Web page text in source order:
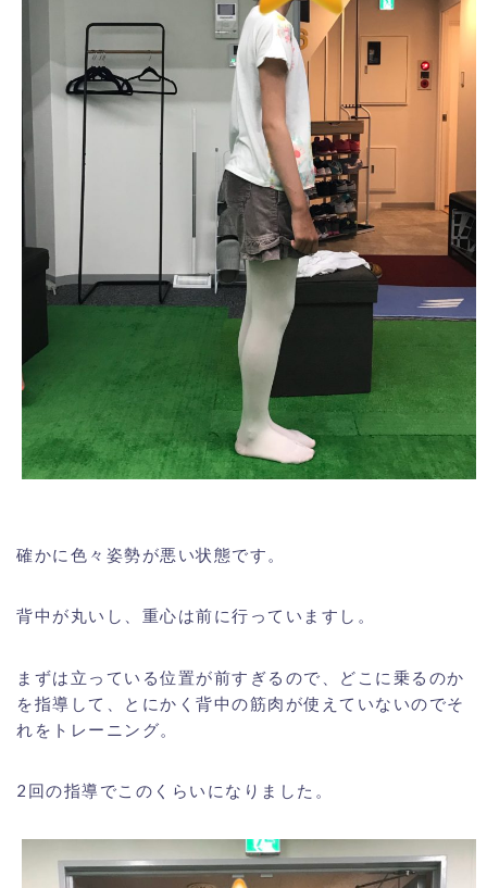
確かに色々姿勢が悪い状態です。
背中が丸いし、重心は前に行っていますし。
まずは立っている位置が前すぎるので、どこに乗るのか
を指導して、とにかく背中の筋肉が使えていないのでそ
れをトレーニング。
2回の指導でこのくらいになりました。